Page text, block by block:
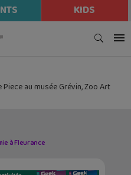
KIDS
au musée Grévin, Zoo Art
à Fleurance